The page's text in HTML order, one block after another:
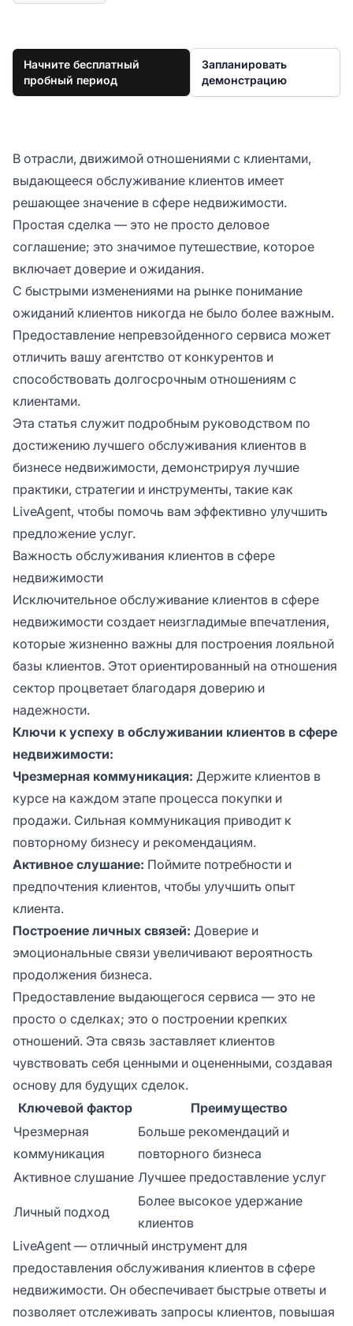
Начните бесплатный
пробный период
Запланировать
демонстрацию
В отрасли, движимой отношениями с клиентами,
выдающееся обслуживание клиентов имеет
решающее значение в сфере недвижимости.
Простая сделка — это не просто деловое
соглашение; это значимое путешествие, которое
включает доверие и ожидания.
С быстрыми изменениями на рынке понимание
ожиданий клиентов никогда не было более важным.
Предоставление непревзойденного сервиса может
отличить вашу агентство от конкурентов и
способствовать долгосрочным отношениям с
клиентами.
Эта статья служит подробным руководством по
достижению лучшего обслуживания клиентов в
бизнесе недвижимости, демонстрируя лучшие
практики, стратегии и инструменты, такие как
LiveAgent, чтобы помочь вам эффективно улучшить
предложение услуг.
Важность обслуживания клиентов в сфере
недвижимости
Исключительное обслуживание клиентов в сфере
недвижимости создает неизгладимые впечатления,
которые жизненно важны для построения лояльной
базы клиентов. Этот ориентированный на отношения
сектор процветает благодаря доверию и
надежности.
Ключи к успеху в обслуживании клиентов в сфере
недвижимости:
Чрезмерная коммуникация: Держите клиентов в
курсе на каждом этапе процесса покупки и
продажи. Сильная коммуникация приводит к
повторному бизнесу и рекомендациям.
Активное слушание: Поймите потребности и
предпочтения клиентов, чтобы улучшить опыт
клиента.
Построение личных связей: Доверие и
эмоциональные связи увеличивают вероятность
продолжения бизнеса.
Предоставление выдающегося сервиса — это не
просто о сделках; это о построении крепких
отношений. Эта связь заставляет клиентов
чувствовать себя ценными и оцененными, создавая
основу для будущих сделок.
Ключевой фактор
Преимущество
Чрезмерная
коммуникация
Больше рекомендаций и
повторного бизнеса
Активное слушание Лучшее предоставление услуг
Личный подход
Более высокое удержание
клиентов
LiveAgent — отличный инструмент для
предоставления обслуживания клиентов в сфере
недвижимости. Он обеспечивает быстрые ответы и
позволяет отслеживать запросы клиентов, повышая